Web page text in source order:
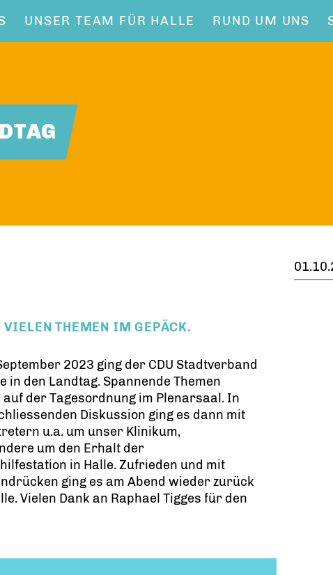
UNSER TEAM FÜR HALLE RUND UM UNS
VIELEN THEMEN IM GEPÄCK.
2023 ging der CDU Stadtverband
in den Landtag. Spannende Themen
der Tagesordnung im Plenarsaal. In
Diskussion ging es dann mit
u.a. um unser Klinikum,
um den Erhalt der
in Halle. Zufrieden und mit
ging es am Abend wieder zurück
Vielen Dank an Raphael Tigges für den